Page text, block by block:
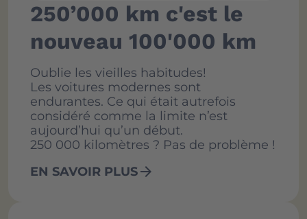
250’000 km c'est le
nouveau 100'000 km
Oublie les vieilles habitudes!
Les voitures modernes sont
endurantes. Ce qui était autrefois
considéré comme la limite n’est
aujourd’hui qu’un début.
250 000 kilomètres ? Pas de problème !
EN SAVOIR PLUSarrow_forward